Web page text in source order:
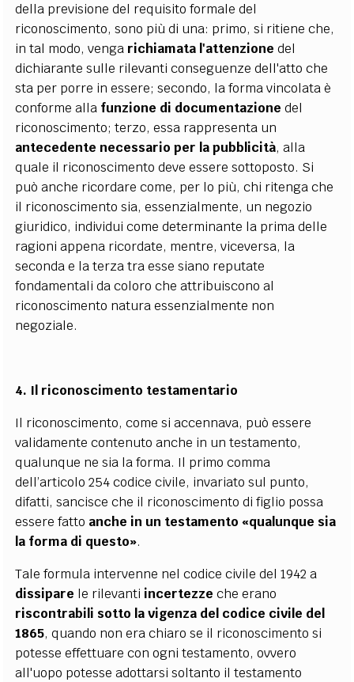
della previsione del requisito formale del
riconoscimento, sono più di una: primo, si ritiene che,
in tal modo, venga richiamata l'attenzione del
dichiarante sulle rilevanti conseguenze dell'atto che
sta per porre in essere; secondo, la forma vincolata è
conforme alla funzione di documentazione del
riconoscimento; terzo, essa rappresenta un
antecedente necessario per la pubblicità, alla
quale il riconoscimento deve essere sottoposto. Si
può anche ricordare come, per lo più, chi ritenga che
il riconoscimento sia, essenzialmente, un negozio
giuridico, individui come determinante la prima delle
ragioni appena ricordate, mentre, viceversa, la
seconda e la terza tra esse siano reputate
fondamentali da coloro che attribuiscono al
riconoscimento natura essenzialmente non
negoziale.
4. Il riconoscimento testamentario
Il riconoscimento, come si accennava, può essere
validamente contenuto anche in un testamento,
qualunque ne sia la forma. Il primo comma
dell’articolo 254 codice civile, invariato sul punto,
difatti, sancisce che il riconoscimento di figlio possa
essere fatto anche in un testamento «qualunque sia
la forma di questo».
Tale formula intervenne nel codice civile del 1942 a
dissipare le rilevanti incertezze che erano
riscontrabili sotto la vigenza del codice civile del
1865, quando non era chiaro se il riconoscimento si
potesse effettuare con ogni testamento, ovvero
all'uopo potesse adottarsi soltanto il testamento